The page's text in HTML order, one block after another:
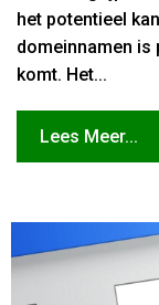
het potentieel
domeinnamen is
komt. Het...
Lees Meer...